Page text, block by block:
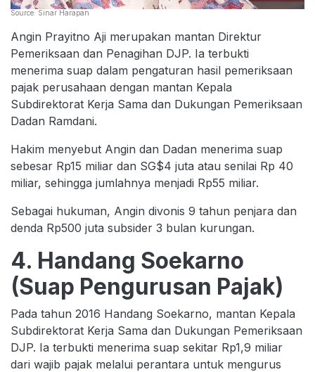
Source: Sinar Harapan
Angin Prayitno Aji merupakan mantan Direktur
Pemeriksaan dan Penagihan DJP. Ia terbukti
menerima suap dalam pengaturan hasil pemeriksaan
pajak perusahaan dengan mantan Kepala
Subdirektorat Kerja Sama dan Dukungan Pemeriksaan
Dadan Ramdani.
Hakim menyebut Angin dan Dadan menerima suap
sebesar Rp15 miliar dan SG$4 juta atau senilai Rp 40
miliar, sehingga jumlahnya menjadi Rp55 miliar.
Sebagai hukuman, Angin divonis 9 tahun penjara dan
denda Rp500 juta subsider 3 bulan kurungan.
4. Handang Soekarno
(Suap Pengurusan Pajak)
Pada tahun 2016 Handang Soekarno, mantan Kepala
Subdirektorat Kerja Sama dan Dukungan Pemeriksaan
DJP. Ia terbukti menerima suap sekitar Rp1,9 miliar
dari wajib pajak melalui perantara untuk mengurus